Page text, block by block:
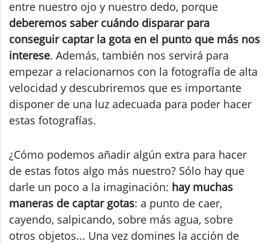
entre nuestro ojo y nuestro dedo, porque
deberemos saber cuándo disparar para
conseguir captar la gota en el punto que más nos
interese. Además, también nos servirá para
empezar a relacionarnos con la fotografía de alta
velocidad y descubriremos que es importante
disponer de una luz adecuada para poder hacer
estas fotografías.
¿Cómo podemos añadir algún extra para hacer
de estas fotos algo más nuestro? Sólo hay que
darle un poco a la imaginación: hay muchas
maneras de captar gotas: a punto de caer,
cayendo, salpicando, sobre más agua, sobre
otros objetos... Una vez domines la acción de